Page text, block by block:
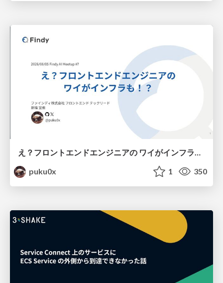
え？フロントエンドエンジニアの ワイがインフラも！？
puku0x
1 350